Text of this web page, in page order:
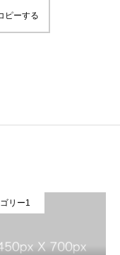
ピーする
1